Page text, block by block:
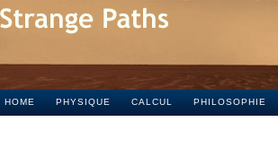
HOME PHYSIQUE CALCUL PHILOSOPHIE